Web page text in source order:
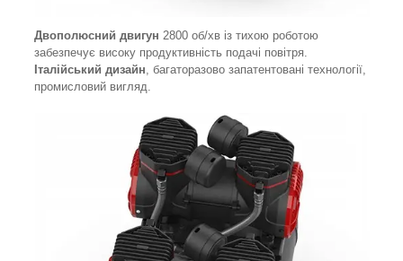
Двополюсний двигун 2800 об/хв із тихою роботою
забезпечує високу продуктивність подачі повітря.
Італійський дизайн, багаторазово запатентовані технології,
промисловий вигляд.